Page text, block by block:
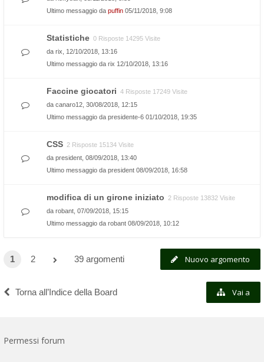
Ultimo messaggio da puffin 05/11/2018, 9:08
Statistiche 0 Risposte 14295 Visite
da rix , 12/10/2018, 13:16
Ultimo messaggio da rix 12/10/2018, 13:16
Faccine giocatori 4 Risposte 17249 Visite
da canaro12 , 30/08/2018, 12:15
Ultimo messaggio da presidente-6 01/10/2018, 19:35
CSS 2 Risposte 15134 Visite
da president , 08/09/2018, 13:40
Ultimo messaggio da president 08/09/2018, 16:58
modifica di un girone iniziato
2 Risposte 13832 Visite
da robant , 07/09/2018, 15:15
Ultimo messaggio da robant 08/09/2018, 10:12
Nuovo argomento
1 2 39 argomenti
Torna all’Indice della Board Vai a
Permessi forum